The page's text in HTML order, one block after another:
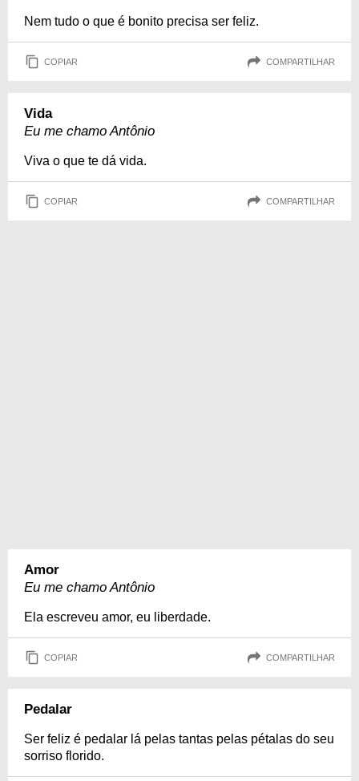
Nem tudo o que é bonito precisa ser feliz.
COPIAR COMPARTILHAR
Vida
Eu me chamo Antônio
Viva o que te dá vida.
COPIAR COMPARTILHAR
Amor
Eu me chamo Antônio
Ela escreveu amor, eu liberdade.
COPIAR COMPARTILHAR
Pedalar
Ser feliz é pedalar lá pelas tantas pelas pétalas do seu
sorriso florido.